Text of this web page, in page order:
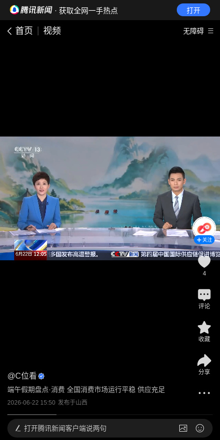
· 获取全网一手热点 打开
首页 视频 无障碍
@C位看
端午假期盘点·消费 全国消费市场运行平稳 供应充足
2026-06-22 15:50 发布于山西
关注
4
评论
收藏
分享
打开腾讯新闻客户端说两句